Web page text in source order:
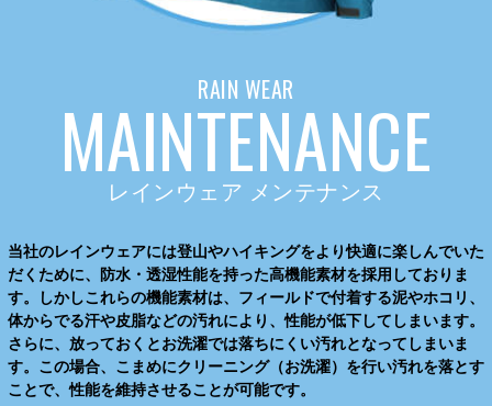
RAIN WEAR
MAINTENANCE
レインウェア メンテナンス
当社のレインウェアには登山やハイキングをより快適に楽しんでいた
だくために、防水・透湿性能を持った高機能素材を採用しておりま
す。しかしこれらの機能素材は、フィールドで付着する泥やホコリ、
体からでる汗や皮脂などの汚れにより、性能が低下してしまいます。
さらに、放っておくとお洗濯では落ちにくい汚れとなってしまいま
す。この場合、こまめにクリーニング（お洗濯）を行い汚れを落とす
ことで、性能を維持させることが可能です。